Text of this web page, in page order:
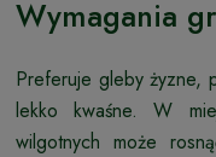
Wymagania
Preferuje gleby żyzne,
lekko kwaśne. W
wilgotnych może